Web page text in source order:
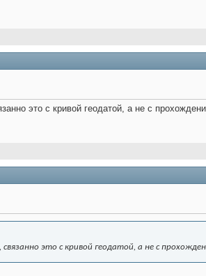
это с кривой геодатой, а не с
это с кривой геодатой, а не с